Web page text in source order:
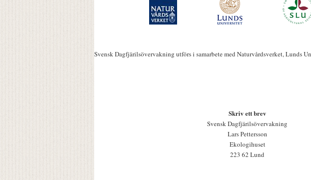
Svensk Dagfjärilsövervakning utförs i samarbete med Naturvårdsverket, Lunds
Skriv ett brev
Svensk Dagfjärilsövervakning
Lars Pettersson
Ekologihuset
223 62 Lund